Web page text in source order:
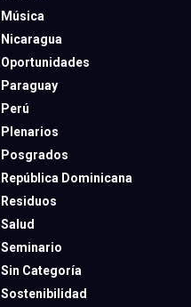
Música
Nicaragua
Oportunidades
Paraguay
Perú
Plenarios
Posgrados
República Dominicana
Residuos
Salud
Seminario
Sin Categoría
Sostenibilidad